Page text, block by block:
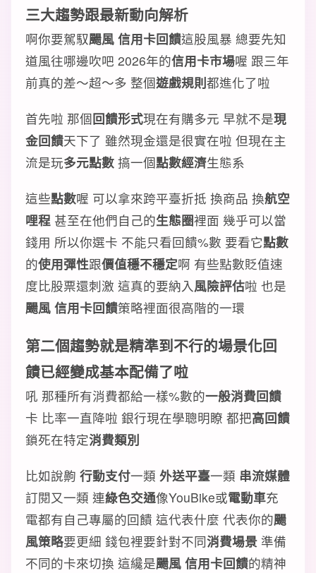
三大趨勢跟最新動向解析
啊你要駕馭颺風 信用卡回饋這股風暴 總要先知
道風往哪邊吹吧 2026年的信用卡市場喔 跟三年
前真的差～超～多 整個遊戲規則都進化了啦
首先啦 那個回饋形式現在有購多元 早就不是現
金回饋天下了 雖然現金還是很實在啦 但現在主
流是玩多元點數 搞一個點數經濟生態系
這些點數喔 可以拿來跨平臺折抵 換商品 換航空
哩程 甚至在他們自己的生態圈裡面 幾乎可以當
錢用 所以你選卡 不能只看回饋%數 要看它點數
的使用彈性跟價值穩不穩定啊 有些點數貶值速
度比股票還刺激 這真的要納入風險評估啦 也是
颺風 信用卡回饋策略裡面很高階的一環
第二個趨勢就是精準到不行的場景化回
饋已經變成基本配備了啦
吼 那種所有消費都給一樣%數的一般消費回饋
卡 比率一直降啦 銀行現在學聰明瞭 都把高回饋
鎖死在特定消費類別
比如說齁 行動支付一類 外送平臺一類 串流媒體
訂閱又一類 連綠色交通像YouBike或電動車充
電都有自己專屬的回饋 這代表什麼 代表你的颺
風策略要更細 錢包裡要針對不同消費場景 準備
不同的卡來切換 這纔是颺風 信用卡回饋的精神